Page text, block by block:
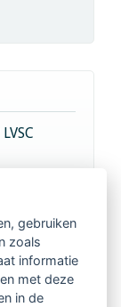
14
gebruiken
zoals
informatie
met deze
in de